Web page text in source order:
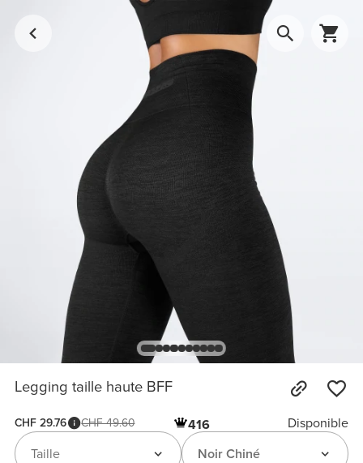
Legging taille haute BFF
CHF 29.76 CHF 49.60 416
Disponible
Noir Chiné
Taille